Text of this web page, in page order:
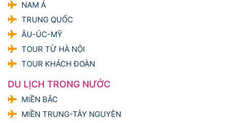
NAM Á
TRUNG QUỐC
ÂU-ÚC-MỸ
TOUR TỪ HÀ NỘI
TOUR KHÁCH ĐOÀN
DU LỊCH TRONG NƯỚC
MIỀN BẮC
MIỀN TRUNG-TÂY NGUYÊN